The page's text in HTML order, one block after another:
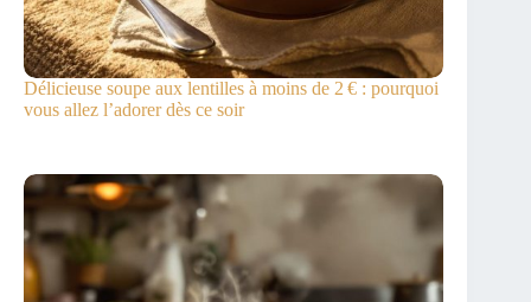
Délicieuse soupe aux lentilles à moins de 2 € : pourquoi
vous allez l’adorer dès ce soir